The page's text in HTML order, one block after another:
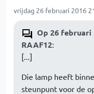
vrijdag 26 februari 2016
Op 26 februari
RAAF12:
[...]
Die lamp heeft
steunpunt voor de